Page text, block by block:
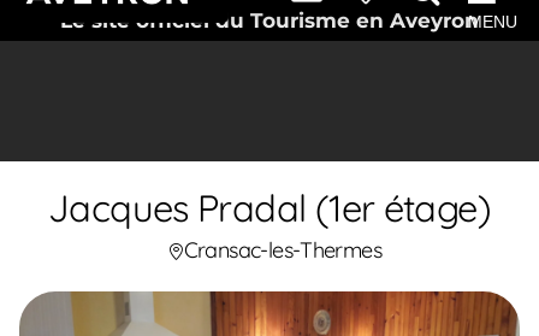
Le site officiel du Tourisme en AveyronMENU
Jacques Pradal (1er étage)
Cransac-les-Thermes